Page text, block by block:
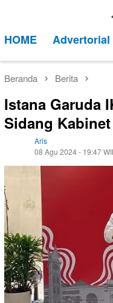
kontenMobile
HOME Advertorial
Beranda Berita
Istana Garuda
Sidang Kabinet
Aris
08 Agu 2024 - 19:47